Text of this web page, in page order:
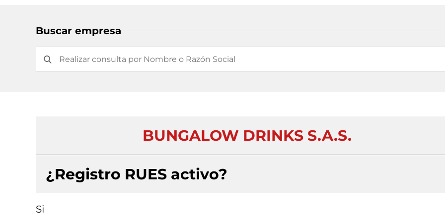
Buscar empresa
BUNGALOW DRINKS S.A.S.
¿Registro RUES activo?
Si